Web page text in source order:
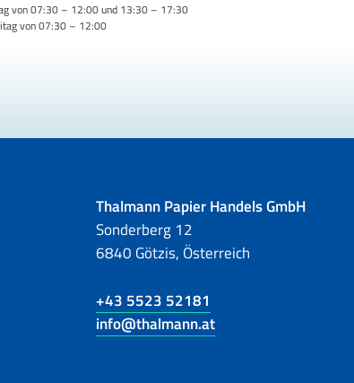
von 07:30 – 12:00 und 13:30 – 17:30
von 07:30 – 12:00
Thalmann Papier Handels GmbH
Sonderberg 12
6840 Götzis, Österreich
+43 5523 52181
info@thalmann.at